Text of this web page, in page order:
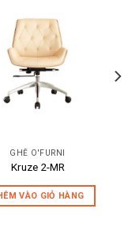
GHẾ O'FURNI
Kruze 2-MR
VÀO GIỎ HÀNG